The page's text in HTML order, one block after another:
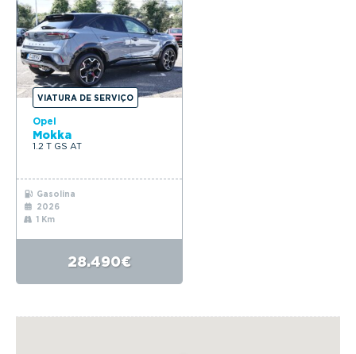
VIATURA DE SERVIÇO
Opel
Mokka
1.2 T GS AT
Gasolina
2026
1 Km
28.490€